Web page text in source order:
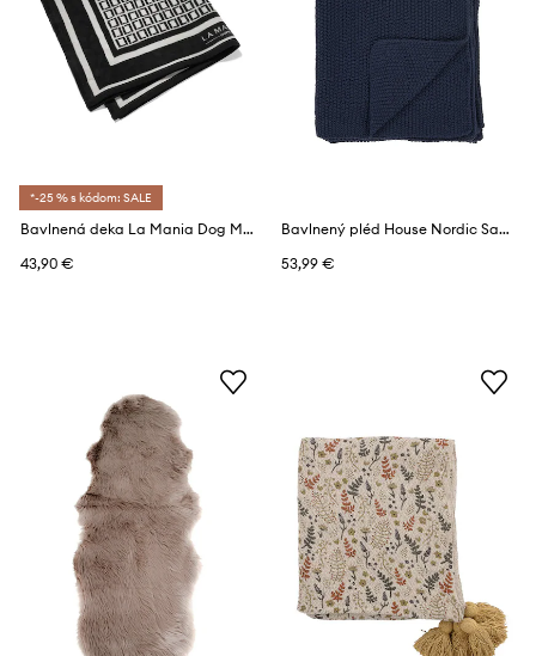
*-25 % s kódom: SALE
Bavlnená deka La Mania Dog Mania 100 x 100 cm
43,90 €
Bavlnený pléd House Nordic Santos 130 x 170 cm
53,99 €